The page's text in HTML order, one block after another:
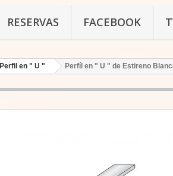
RESERVAS FACEBOOK
Perfil en " U " Perfíl en " U " de Estireno